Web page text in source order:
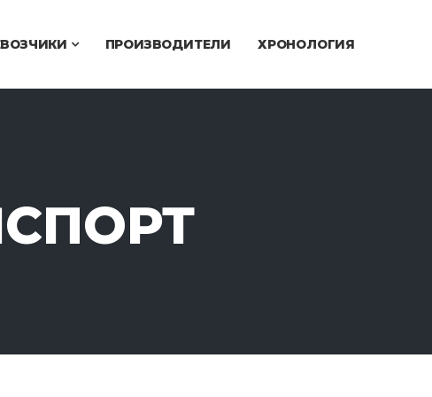
ПРОИЗВОДИТЕЛИ ХРОНОЛОГИЯ